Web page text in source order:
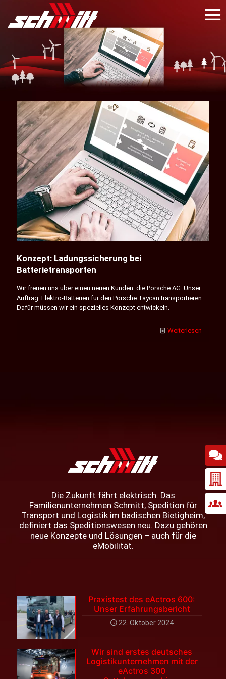
Konzept: Ladungssicherung bei
Batterietransporten
Wir freuen uns über einen neuen Kunden: die Porsche AG. Unser
Auftrag: Elektro-Batterien für den Porsche Taycan transportieren.
Dafür müssen wir ein spezielles Konzept entwickeln.
Weiterlesen
Die Zukunft fährt elektrisch. Das
Familienunternehmen Schmitt, Spedition für
Transport und Logistik im badischen Bietigheim,
definiert das Speditionswesen neu. Dazu gehören
neue Konzepte und Lösungen – auch für die
eMobilität.
Praxistest des eActros 600:
Unser Erfahrungsbericht
22. Oktober 2024
Wir sind erstes deutsches
Logistikunternehmen mit der
eActros 300